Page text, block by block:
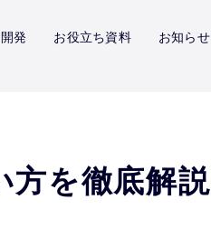
発 お役立ち資料 お知らせ
を徹底解説